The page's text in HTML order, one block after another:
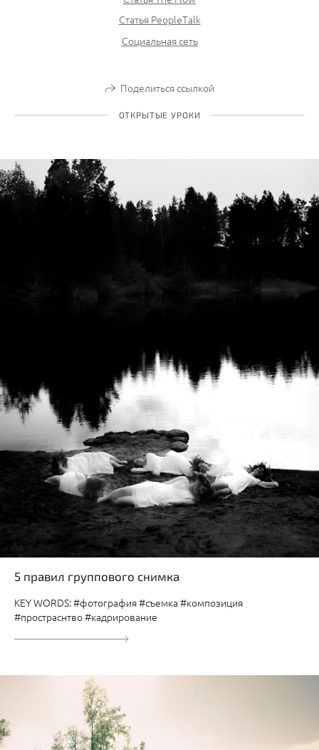
Статья PeopleTalk
Социальная сеть
Поделиться ссылкой
ОТКРЫТЫЕ УРОКИ
5 правил группового снимка
KEY WORDS: #фотография #съемка #композиция
#простраснтво #кадрирование